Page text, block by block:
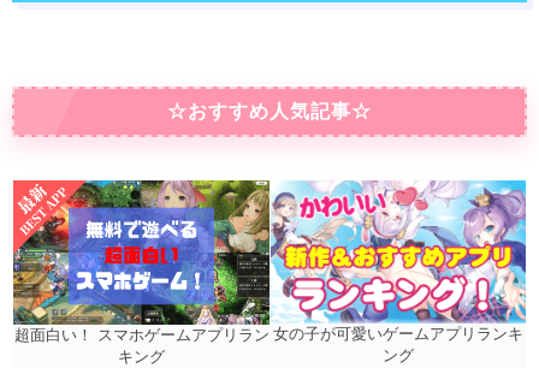
☆おすすめ人気記事☆
超面白い！ スマホゲームアプリラン
キング
女の子が可愛いゲームアプリランキ
ング